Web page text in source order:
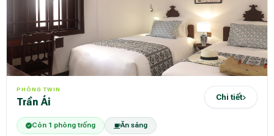
PHÒNG TWIN
Trần Ái Chi tiết
Còn 1 phòng trống Ăn sáng